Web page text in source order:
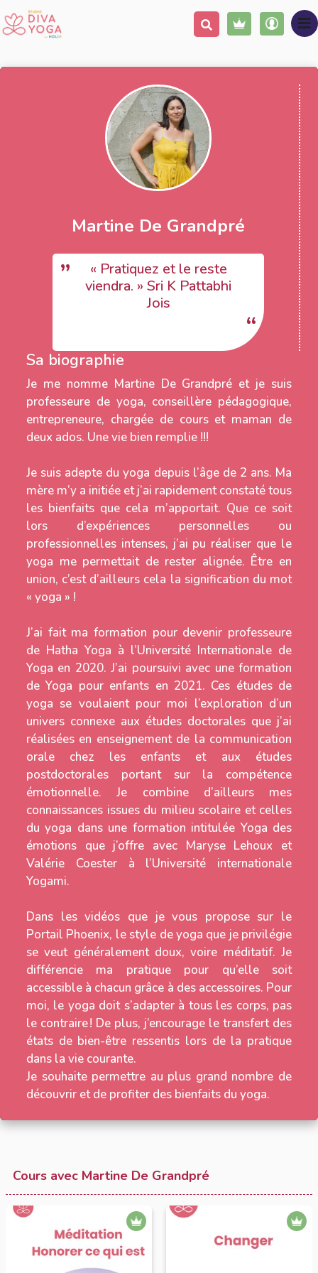
Martine De Grandpré
« Pratiquez et le reste
viendra. » Sri K Pattabhi
Jois
Sa biographie
Je me nomme Martine De Grandpré et je suis
professeure de yoga, conseillère pédagogique,
entrepreneure, chargée de cours et maman de
deux ados. Une vie bien remplie !!!
Je suis adepte du yoga depuis l’âge de 2 ans. Ma
mère m’y a initiée et j’ai rapidement constaté tous
les bienfaits que cela m’apportait. Que ce soit
lors d’expériences personnelles ou
professionnelles intenses, j’ai pu réaliser que le
yoga me permettait de rester alignée. Être en
union, c’est d’ailleurs cela la signification du mot
« yoga » !
J’ai fait ma formation pour devenir professeure
de Hatha Yoga à l’Université Internationale de
Yoga en 2020. J’ai poursuivi avec une formation
de Yoga pour enfants en 2021. Ces études de
yoga se voulaient pour moi l’exploration d’un
univers connexe aux études doctorales que j’ai
réalisées en enseignement de la communication
orale chez les enfants et aux études
postdoctorales portant sur la compétence
émotionnelle. Je combine d’ailleurs mes
connaissances issues du milieu scolaire et celles
du yoga dans une formation intitulée Yoga des
émotions que j’offre avec Maryse Lehoux et
Valérie Coester à l’Université internationale
Yogami.
Dans les vidéos que je vous propose sur le
Portail Phoenix, le style de yoga que je privilégie
se veut généralement doux, voire méditatif. Je
différencie ma pratique pour qu’elle soit
accessible à chacun grâce à des accessoires. Pour
moi, le yoga doit s’adapter à tous les corps, pas
le contraire ! De plus, j’encourage le transfert des
états de bien-être ressentis lors de la pratique
dans la vie courante.
Je souhaite permettre au plus grand nombre de
découvrir et de profiter des bienfaits du yoga.
Cours avec Martine De Grandpré